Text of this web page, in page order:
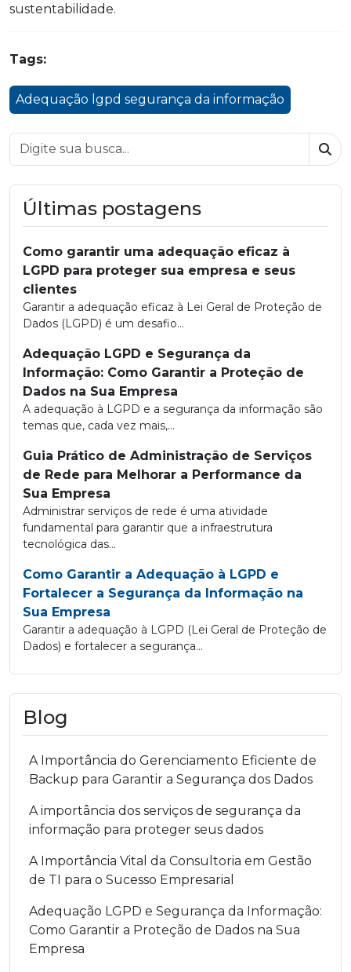
sustentabilidade.
Tags:
Adequação lgpd segurança da informação
Últimas postagens
Como garantir uma adequação eficaz à
LGPD para proteger sua empresa e seus
clientes
Garantir a adequação eficaz à Lei Geral de Proteção de
Dados (LGPD) é um desafio...
Adequação LGPD e Segurança da
Informação: Como Garantir a Proteção de
Dados na Sua Empresa
A adequação à LGPD e a segurança da informação são
temas que, cada vez mais,...
Guia Prático de Administração de Serviços
de Rede para Melhorar a Performance da
Sua Empresa
Administrar serviços de rede é uma atividade
fundamental para garantir que a infraestrutura
tecnológica das...
Como Garantir a Adequação à LGPD e
Fortalecer a Segurança da Informação na
Sua Empresa
Garantir a adequação à LGPD (Lei Geral de Proteção de
Dados) e fortalecer a segurança...
Blog
A Importância do Gerenciamento Eficiente de
Backup para Garantir a Segurança dos Dados
A importância dos serviços de segurança da
informação para proteger seus dados
A Importância Vital da Consultoria em Gestão
de TI para o Sucesso Empresarial
Adequação LGPD e Segurança da Informação:
Como Garantir a Proteção de Dados na Sua
Empresa